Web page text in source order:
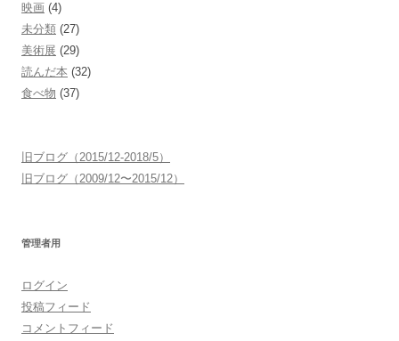
映画 (4)
未分類 (27)
美術展 (29)
読んだ本 (32)
食べ物 (37)
旧ブログ（2015/12-2018/5）
旧ブログ（2009/12〜2015/12）
管理者用
ログイン
投稿フィード
コメントフィード